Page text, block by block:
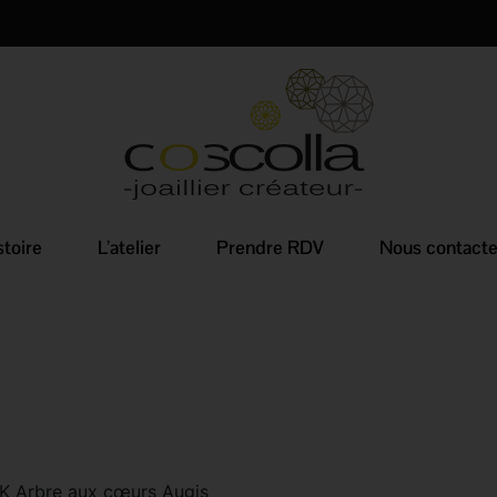
L’atelier Prendre RDV Nous
Arbre aux cœurs Augis